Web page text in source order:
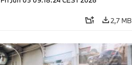
2,7 MB